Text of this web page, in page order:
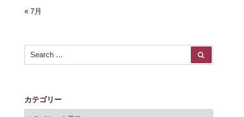
« 7月
Search for:
カテゴリー